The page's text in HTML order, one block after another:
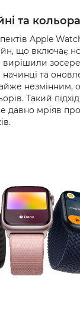
та
Apple
що включає
та
незмінним,
Такий
давно мріяв